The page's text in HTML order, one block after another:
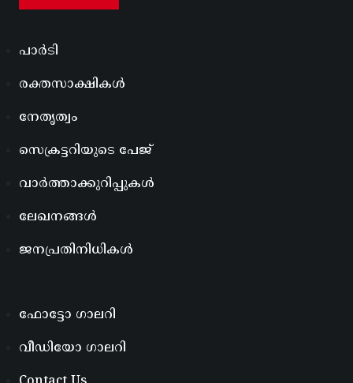
പാർടി
രക്തസാക്ഷികൾ
നേതൃത്വം
സെക്രട്ടറിയുടെ പേജ്
വാർത്താക്കുറിപ്പുകൾ
ലേഖനങ്ങൾ
ജനപ്രതിനിധികൾ
ഫോട്ടോ ഗാലറി
വീഡിയോ ഗാലറി